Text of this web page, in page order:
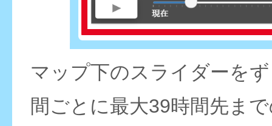
マップ下のスライダーを
間ごとに最大39時間先ま